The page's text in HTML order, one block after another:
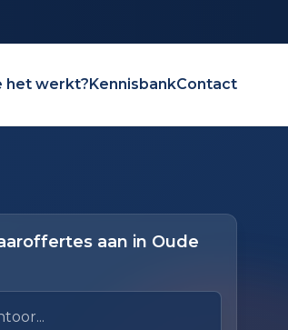
het werkt?KennisbankContact
aan in Oude
pijl omhoog om door resultaten te